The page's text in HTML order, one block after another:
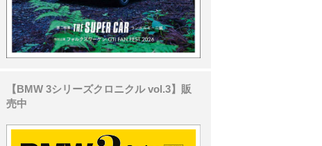
【BMW 3シリーズクロニクル vol.3】販
売中